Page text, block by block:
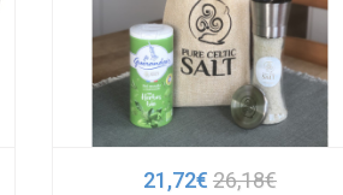
21,72€ 26,18€